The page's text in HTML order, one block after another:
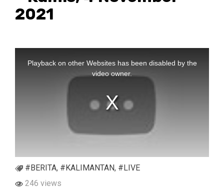
2021
#BERITA, #KALIMANTAN, #LIVE
246 views